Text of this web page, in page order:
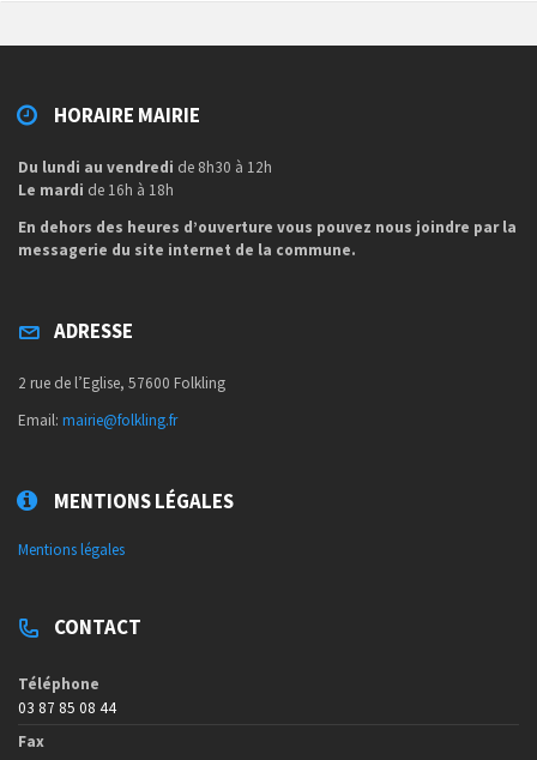
HORAIRE MAIRIE
Du lundi au vendredi de 8h30 à 12h
Le mardi de 16h à 18h
En dehors des heures d’ouverture vous pouvez nous joindre par la
messagerie du site internet de la commune.
ADRESSE
2 rue de l’Eglise, 57600 Folkling
Email: mairie@folkling.fr
MENTIONS LÉGALES
Mentions légales
CONTACT
Téléphone
03 87 85 08 44
Fax